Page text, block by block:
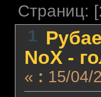
Страниц: [
1
NoX -
« : 15/04/